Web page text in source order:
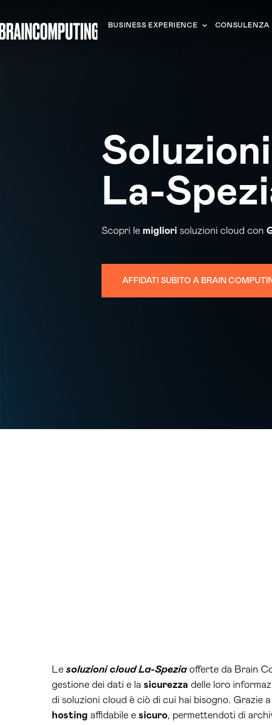
BUSINESS EXPERIENCE CONSULENZA
La-
Scopri le migliori soluzioni cloud con
AFFIDATI SUBITO A BRAIN
Le soluzioni cloud La-Speziaofferte da Brain
gestione dei dati e la sicurezza delle loro
di soluzioni cloud è ciò di cui hai bisogno. Grazie
hosting affidabile e sicuro, permettendoti di